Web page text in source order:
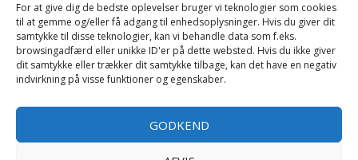
For at give dig de bedste oplevelser bruger vi teknologier som cookies
til at gemme og/eller få adgang til enhedsoplysninger. Hvis du giver dit
samtykke til disse teknologier, kan vi behandle data som f.eks.
browsingadfærd eller unikke ID'er på dette websted. Hvis du ikke giver
dit samtykke eller trækker dit samtykke tilbage, kan det have en negativ
indvirkning på visse funktioner og egenskaber.
GODKEND
Pressemaskiner
Save